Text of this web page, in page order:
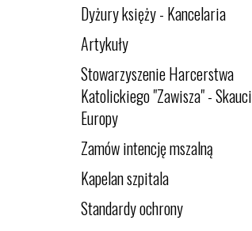
Dyżury księży - Kancelaria
Artykuły
Stowarzyszenie Harcerstwa
Katolickiego "Zawisza" - Skauci
Europy
Zamów intencję mszalną
Kapelan szpitala
Standardy ochrony